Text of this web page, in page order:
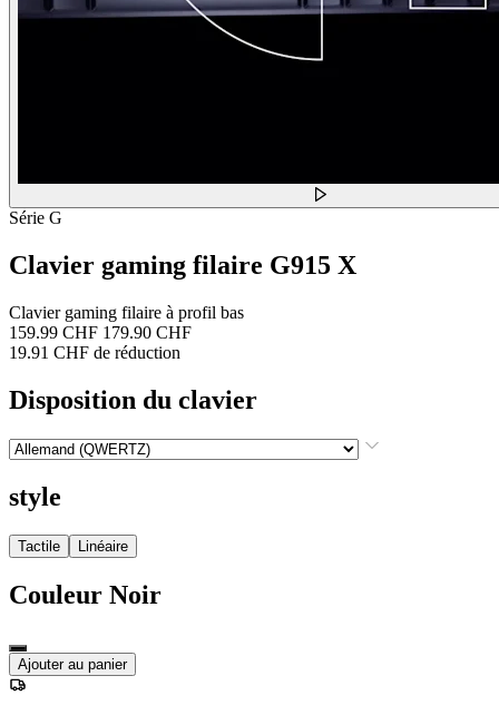
Série G
Clavier gaming filaire G915 X
Clavier gaming filaire à profil bas
159.99 CHF 179.90 CHF
19.91 CHF de réduction
Disposition du clavier
style
Tactile Linéaire
Couleur Noir
Ajouter au panier